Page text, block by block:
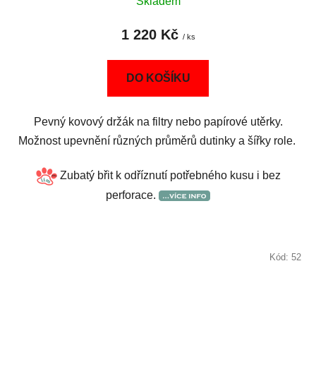
1 220 Kč / ks
DO KOŠÍKU
Pevný kovový držák na filtry nebo papírové utěrky.
Možnost upevnění různých průměrů dutinky a šířky role.
Zubatý břit k odříznutí potřebného kusu i bez
perforace.
Kód: 52